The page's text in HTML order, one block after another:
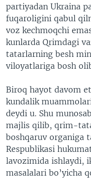
partiyadan Ukraina
fuqaroligini qabul
voz kechmoqchi
kunlarda Qrimdagi
tatarlarning besh
viloyatlariga bosh
Biroq hayot davom
kundalik
deydi u. Shu
majlis qilib, qrim-
boshqaruv organiga
Respublikasi
lavozimida ishlaydi,
masalalari bo’yicha